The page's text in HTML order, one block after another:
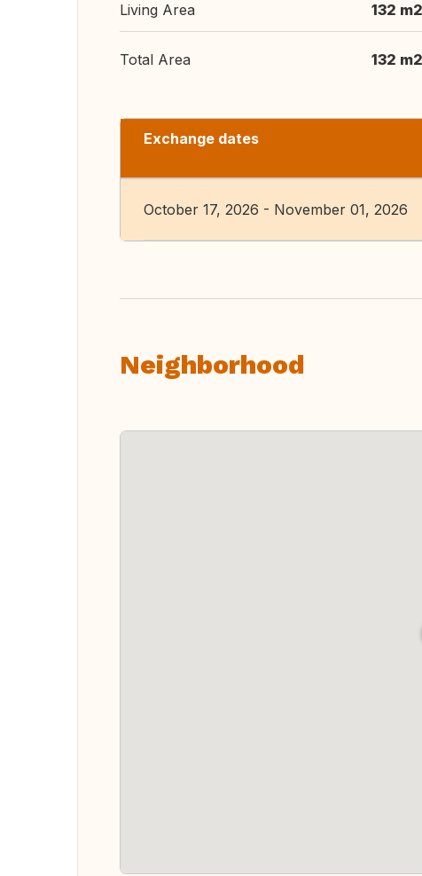
Living Area 132 m2
Total Area 132 m2
Exchange dates
October 17, 2026 - November 01, 2026
Neighborhood